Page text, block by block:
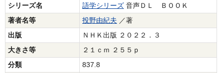
シリーズ名
語学シリーズ 音声ＤＬ ＢＯＯＫ
著者名等
投野由紀夫 ／著
出版
ＮＨＫ出版 ２０２２．３
大きさ等
２１ｃｍ ２５５ｐ
分類
837.8